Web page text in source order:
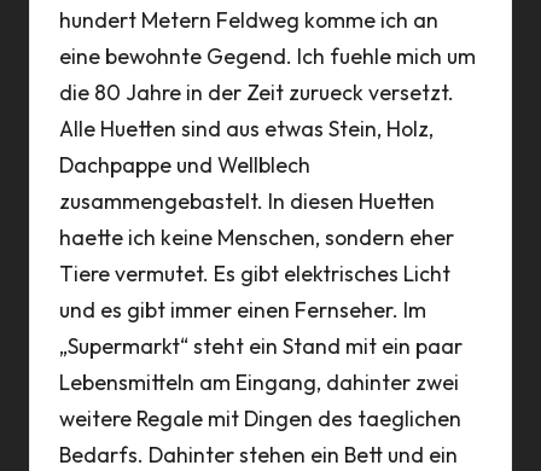
hundert Metern Feldweg komme ich an
eine bewohnte Gegend. Ich fuehle mich um
die 80 Jahre in der Zeit zurueck versetzt.
Alle Huetten sind aus etwas Stein, Holz,
Dachpappe und Wellblech
zusammengebastelt. In diesen Huetten
haette ich keine Menschen, sondern eher
Tiere vermutet. Es gibt elektrisches Licht
und es gibt immer einen Fernseher. Im
„Supermarkt“ steht ein Stand mit ein paar
Lebensmitteln am Eingang, dahinter zwei
weitere Regale mit Dingen des taeglichen
Bedarfs. Dahinter stehen ein Bett und ein